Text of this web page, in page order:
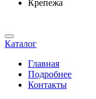
Крепежа
Каталог
Главная
Подробнее
Контакты